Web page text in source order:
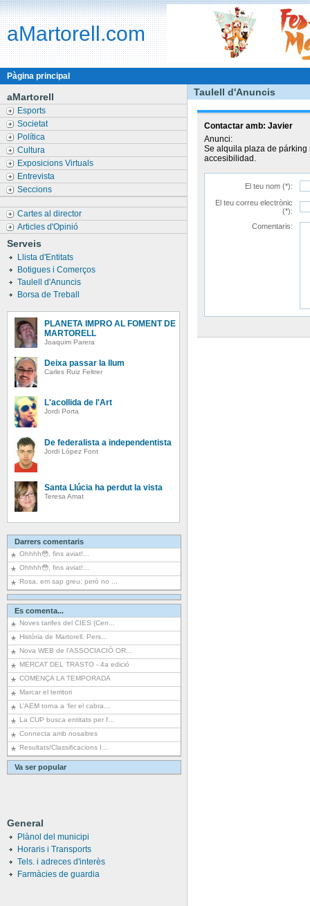
aMartorell.com
Pàgina principal
aMartorell
Esports
Societat
Política
Cultura
Exposicions Virtuals
Entrevista
Seccions
Cartes al director
Articles d'Opinió
Serveis
Llista d'Entitats
Botigues i Comerços
Taulell d'Anuncis
Borsa de Treball
PLANETA IMPRO AL FOMENT DE
MARTORELL
Joaquim Parera
Deixa passar la llum
Carles Ruiz Feltrer
L'acollida de l'Art
Jordi Porta
De federalista a independentista
Jordi López Font
Santa Llúcia ha perdut la vista
Teresa Amat
Darrers comentaris
Ohhhh😳, fins aviat!...
Ohhhh😳, fins aviat!...
Rosa, em sap greu, però no ...
Es comenta...
Noves tarifes del CIES (Cen...
Història de Martorell. Pers...
Nova WEB de l'ASSOCIACIÓ OR...
MERCAT DEL TRASTO - 4a edició
COMENÇA LA TEMPORADA
Marcar el territori
L’AEM torna a ‘fer el cabra...
La CUP busca entitats per f...
Connecta amb nosaltres
Resultats/Classificacions I...
Va ser popular
General
Plànol del municipi
Horaris i Transports
Tels. i adreces d'interès
Farmàcies de guardia
Taulell d'Anuncis
Contactar amb: Javier
Anunci:
Se alquila plaza de
accesibilidad.
El teu nom (*):
El teu correu electrònic
(*):
Comentaris: